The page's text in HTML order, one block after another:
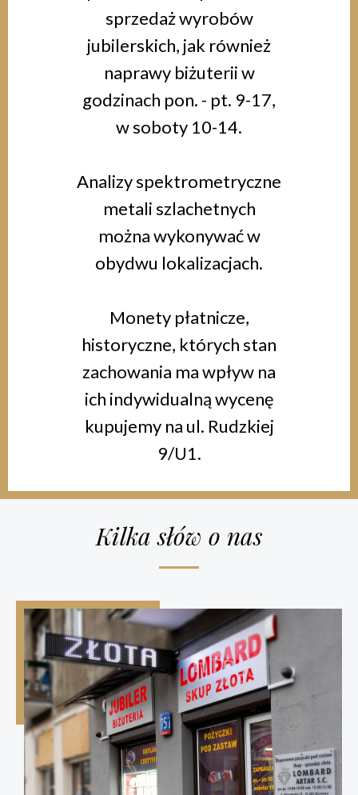
sprzedaż wyrobów
jubilerskich, jak również
naprawy biżuterii w
godzinach pon. - pt. 9-17,
w soboty 10-14.
Analizy spektrometryczne
metali szlachetnych
można wykonywać w
obydwu lokalizacjach.
Monety płatnicze,
historyczne, których stan
zachowania ma wpływ na
ich indywidualną wycenę
kupujemy na ul. Rudzkiej
9/U1.
Kilka słów o nas